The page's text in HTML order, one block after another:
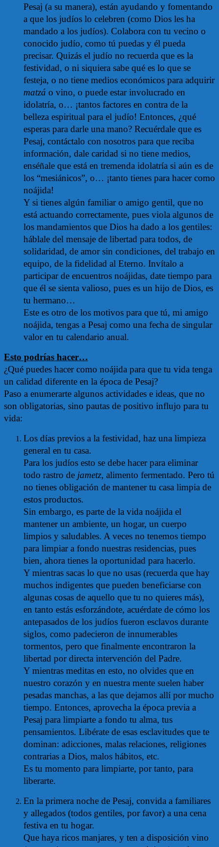
Pesaj (a su manera), están ayudando y fomentando
a que los judíos lo celebren (como Dios les ha
mandado a los judíos). Colabora con tu vecino o
conocido judío, como tú puedas y él pueda
precisar. Quizás el judío no recuerda que es la
festividad, o ni siquiera sabe qué es lo que se
festeja, o no tiene medios económicos para adquirir
matzá o vino, o puede estar involucrado en
idolatría, o… ¡tantos factores en contra de la
belleza espiritual para el judío! Entonces, ¿qué
esperas para darle una mano? Recuérdale que es
Pesaj, contáctalo con nosotros para que reciba
información, dale caridad si no tiene medios,
enséñale que está en tremenda idolatría si aún es de
los “mesiánicos”, o… ¡tanto tienes para hacer como
noájida!
Y si tienes algún familiar o amigo gentil, que no
está actuando correctamente, pues viola algunos de
los mandamientos que Dios ha dado a los gentiles:
háblale del mensaje de libertad para todos, de
solidaridad, de amor sin condiciones, del trabajo en
equipo, de la fidelidad al Eterno. Invítalo a
participar de encuentros noájidas, date tiempo para
que él se sienta valioso, pues es un hijo de Dios, es
tu hermano…
Este es otro de los motivos para que tú, mi amigo
noájida, tengas a Pesaj como una fecha de singular
valor en tu calendario anual.
Esto podrías hacer…
¿Qué puedes hacer como noájida para que tu vida tenga
un calidad diferente en la época de Pesaj?
Paso a enumerarte algunos actividades e ideas, que no
son obligatorias, sino pautas de positivo influjo para tu
vida:
Los días previos a la festividad, haz una limpieza
general en tu casa.
Para los judíos esto se debe hacer para eliminar
todo rastro de jametz, alimento fermentado. Pero tú
no tienes obligación de mantener tu casa limpia de
estos productos.
Sin embargo, es parte de la vida noájida el
mantener un ambiente, un hogar, un cuerpo
limpios y saludables. A veces no tenemos tiempo
para limpiar a fondo nuestras residencias, pues
bien, ahora tienes la oportunidad para hacerlo.
Y mientras sacas lo que no usas (recuerda que hay
muchos indigentes que pueden beneficiarse con
algunas cosas de aquello que tu no quieres más),
en tanto estás esforzándote, acuérdate de cómo los
antepasados de los judíos fueron esclavos durante
siglos, como padecieron de innumerables
tormentos, pero que finalmente encontraron la
libertad por directa intervención del Padre.
Y mientras meditas en esto, no olvides que en
nuestro corazón y en nuestra mente suelen haber
pesadas manchas, a las que dejamos allí por mucho
tiempo. Entonces, aprovecha la época previa a
Pesaj para limpiarte a fondo tu alma, tus
pensamientos. Libérate de esas esclavitudes que te
dominan: adicciones, malas relaciones, religiones
contrarias a Dios, malos hábitos, etc.
Es tu momento para limpiarte, por tanto, para
liberarte.
En la primera noche de Pesaj, convida a familiares
y allegados (todos gentiles, por favor) a una cena
festiva en tu hogar.
Que haya ricos manjares, y ten a disposición vino